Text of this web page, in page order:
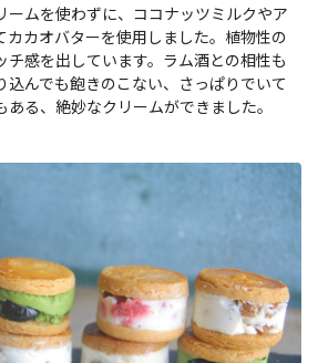
ームを使わずに、ココナッツミルクやア
カカオバターを使用しました。植物性の
チ感を出しています。ラム酒との相性も
込んでも飽きのこない、さっぱりでいて
る、絶妙なクリームができました。